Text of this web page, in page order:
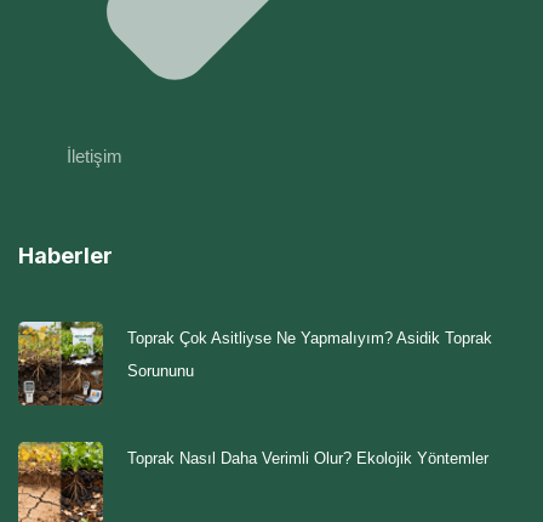
İletişim
Haberler
Toprak Çok Asitliyse Ne Yapmalıyım? Asidik Toprak
Sorununu
Toprak Nasıl Daha Verimli Olur? Ekolojik Yöntemler